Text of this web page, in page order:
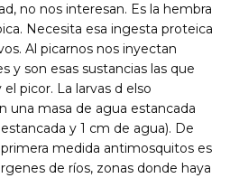
no nos interesan. Es la hembra
Necesita esa ingesta proteica
Al picarnos nos inyectan
y son esas sustancias las que
picor. La larvas d elso
una masa de agua estancada
y 1 cm de agua). De
medida antimosquitos es
de ríos, zonas donde haya